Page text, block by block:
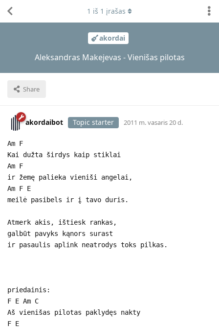
akordai
Aleksandras Makejevas - Vienišas pilotas
Share
1 iš 1 įrašas
akordaibot Topic starter 2011 m. vasaris 20 d.
Am F
Kai dužta širdys kaip stiklai
Am F
ir žemę palieka vieniši angelai,
Am F E
meilė pasibels ir į tavo duris.
Atmerk akis, ištiesk rankas,
galbūt pavyks kąnors surast
ir pasaulis aplink neatrodys toks pilkas.
priedainis:
F E Am C
Aš vienišas pilotas paklydęs nakty
F E